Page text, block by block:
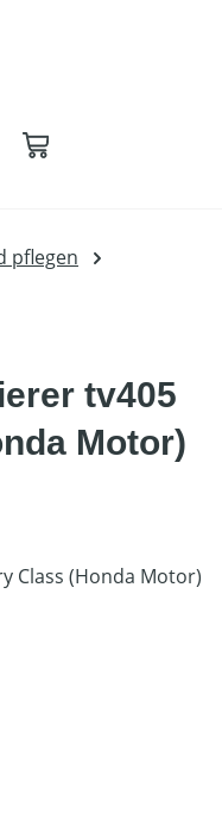
pflegen
tv405
Motor)